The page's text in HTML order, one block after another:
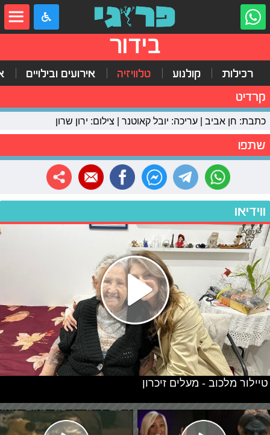
בידור
רכילות קולנוע טלוויזיה אירועים ובילויים
קרדיט
כתבת: חן אביב | עריכה: יובל קאוטנר | צילום: ירון שרון
שתפו
ווידיאו
טיילור מלכוב - מעלים זיכרון